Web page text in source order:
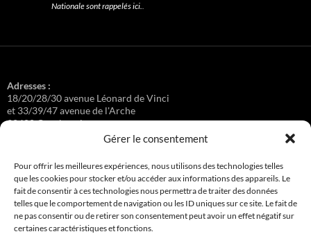
Gérer le consentement
Pour offrir les meilleures expériences, nous utilisons des technologies telles
que les cookies pour stocker et/ou accéder aux informations des appareils. Le
fait de consentir à ces technologies nous permettra de traiter des données
telles que le comportement de navigation ou les ID uniques sur ce site. Le fait de
ne pas consentir ou de retirer son consentement peut avoir un effet négatif sur
certaines caractéristiques et fonctions.
Nationale sont rappelés ici..
Adresses :
18/20/28/30 avenue Léonard de Vinci
et 33/39/47 avenue de l'Arche
92400 Courbevoie
Régisseuse :
Loge au 39 Avenue de l'Arche.